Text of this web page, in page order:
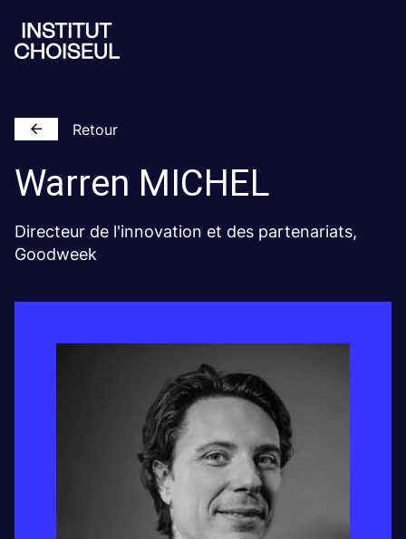
Retour
Warren MICHEL
Directeur de l'innovation et des partenariats,
Goodweek